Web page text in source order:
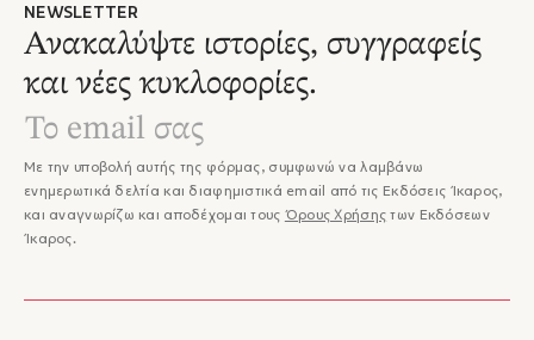
NEWSLETTER
Ανακαλύψτε ιστορίες, συγγραφείς
και νέες κυκλοφορίες.
Με την υποβολή αυτής της φόρμας, συμφωνώ να λαμβάνω
ενημερωτικά δελτία και διαφημιστικά email από τις Εκδόσεις Ίκαρος,
και αναγνωρίζω και αποδέχομαι τους Όρους Χρήσης των Εκδόσεων
Ίκαρος.